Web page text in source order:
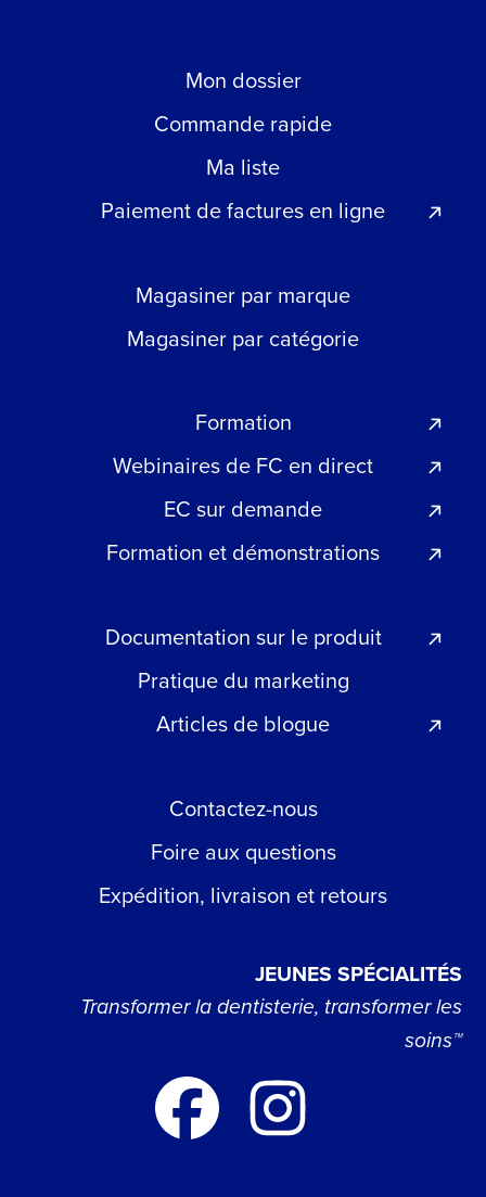
Mon dossier
Commande rapide
Ma liste
Paiement de factures en ligne
Magasiner par marque
Magasiner par catégorie
Formation
Webinaires de FC en direct
EC sur demande
Formation et démonstrations
Documentation sur le produit
Pratique du marketing
Articles de blogue
Contactez-nous
Foire aux questions
Expédition, livraison et retours
JEUNES SPÉCIALITÉS
Transformer la dentisterie, transformer les
soins™